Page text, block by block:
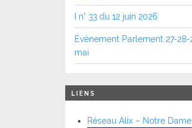
I n° 33 du 12 juin 2026
Événement Parlement 27-28-
mai
LIENS
Réseau Alix – Notre Dame